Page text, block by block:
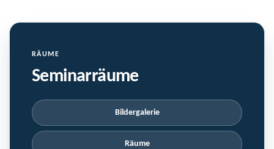
RÄUME
Seminarräume
Bildergalerie
Räume